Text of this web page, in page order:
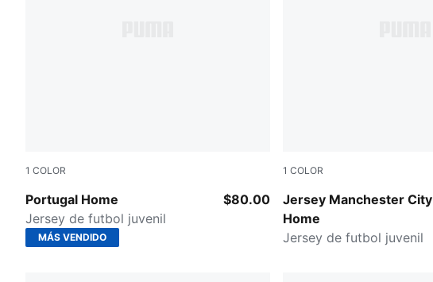
1 COLOR
Portugal Home
Club Red-Green Lagoon
Jersey de futbol juvenil
$80.00
MÁS VENDIDO
1 COLOR
Jersey Manchester City
Home
Team Light Blue-Icy Blue
Jersey de futbol juvenil